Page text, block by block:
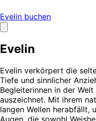
Evelin buchen
Evelin
Evelin verkörpert die
Tiefe und sinnlicher
Begleiterinnen in der
auszeichnet. Mit ihrem
langen Wellen herabfällt,
Augen, die sowohl